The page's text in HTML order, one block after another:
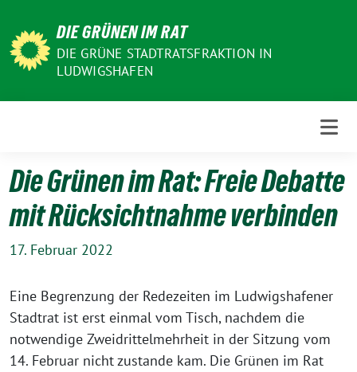
zum
Inhalt
DIE GRÜNEN IM RAT
DIE GRÜNE STADTRATSFRAKTION IN
LUDWIGSHAFEN
Die Grünen im Rat: Freie Debatte
mit Rücksichtnahme verbinden
17. Februar 2022
Eine Begrenzung der Redezeiten im Ludwigshafener
Stadtrat ist erst einmal vom Tisch, nachdem die
notwendige Zweidrittelmehrheit in der Sitzung vom
14. Februar nicht zustande kam. Die Grünen im Rat